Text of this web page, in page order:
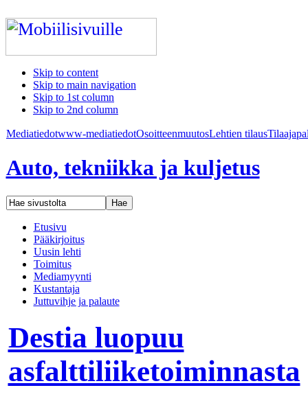
Skip to content
Skip to main navigation
Skip to 1st column
Skip to 2nd column
Mediatiedotwww-mediatiedotOsoitteenmuutosLehtien tilaus
Auto, tekniikka ja kuljetus
Etusivu
Pääkirjoitus
Uusin lehti
Toimitus
Mediamyynti
Kustantaja
Juttuvihje ja palaute
Destia luopuu
asfalttiliiketoiminnasta